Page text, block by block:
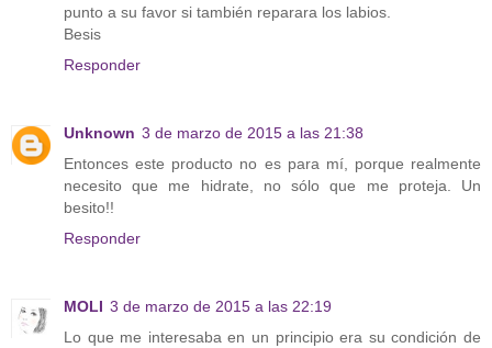
punto a su favor si también reparara los labios.
Besis
Responder
Unknown 3 de marzo de 2015 a las 21:38
Entonces este producto no es para mí, porque realmente
necesito que me hidrate, no sólo que me proteja. Un
besito!!
Responder
MOLI 3 de marzo de 2015 a las 22:19
Lo que me interesaba en un principio era su condición de